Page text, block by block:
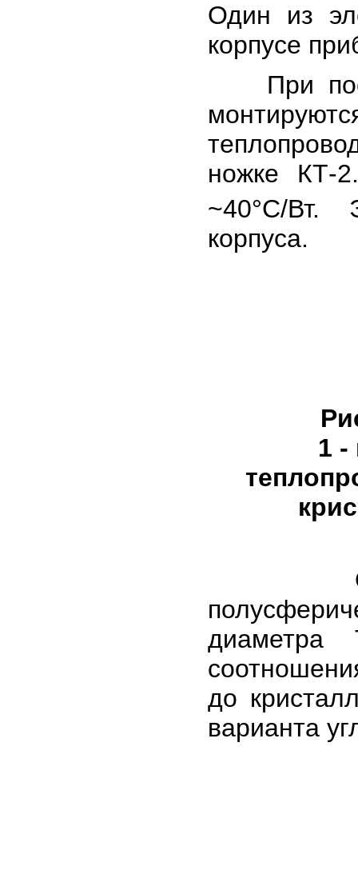
Один из
корпусе
При
ножке КТ-
~40°С/Вт.
корпуса.
1 -
до
варианта